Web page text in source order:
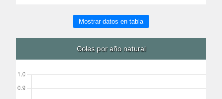
Mostrar datos en tabla
Goles por año natural